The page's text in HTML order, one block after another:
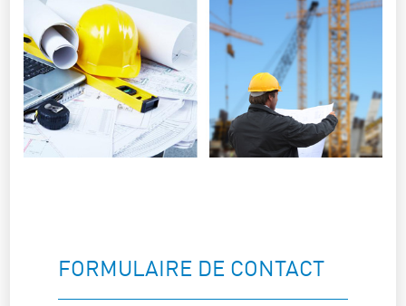
FORMULAIRE DE CONTACT